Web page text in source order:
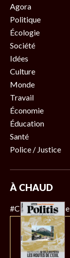
Agora
Politique
Écologie
Société
Idées
Culture
Monde
Travail
Économie
Éducation
Santé
Police / Justice
À CHAUD
#Climat #Police